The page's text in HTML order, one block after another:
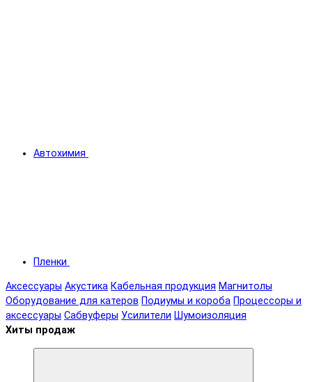
Автохимия
Пленки
Аксессуары Акустика Кабельная продукция Магнитолы
Оборудование для катеров Подиумы и короба Процессоры и
аксессуары Сабвуферы Усилители Шумоизоляция
Хиты продаж